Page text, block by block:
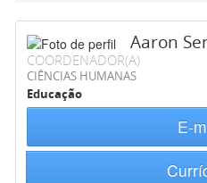
Aaron
COORDENADOR(A)
CIÊNCIAS HUMANAS
Educação
E-